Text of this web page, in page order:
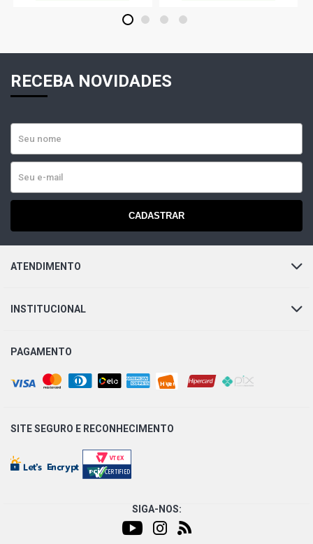
1 2 3 4
RECEBA NOVIDADES
CADASTRAR
ATENDIMENTO
INSTITUCIONAL
PAGAMENTO
SITE SEGURO E RECONHECIMENTO
SIGA-NOS: